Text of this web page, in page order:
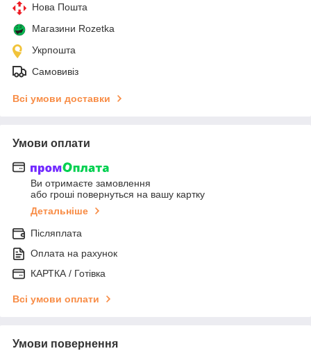
Нова Пошта
Магазини Rozetka
Укрпошта
Самовивіз
Всі умови доставки
Умови оплати
Ви отримаєте замовлення
або гроші повернуться на вашу картку
Детальніше
Післяплата
Оплата на рахунок
КАРТКА / Готівка
Всі умови оплати
Умови повернення